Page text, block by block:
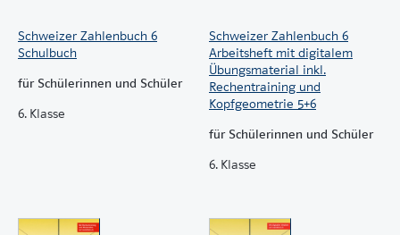
Schweizer Zahlenbuch 6
Schulbuch
für Schülerinnen und Schüler
6. Klasse
Schweizer Zahlenbuch 6
Arbeitsheft mit digitalem
Übungsmaterial inkl.
Rechentraining und
Kopfgeometrie 5+6
für Schülerinnen und Schüler
6. Klasse